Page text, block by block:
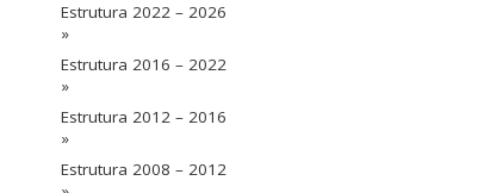
Estrutura 2022 – 2026
»
Estrutura 2016 – 2022
»
Estrutura 2012 – 2016
»
Estrutura 2008 – 2012